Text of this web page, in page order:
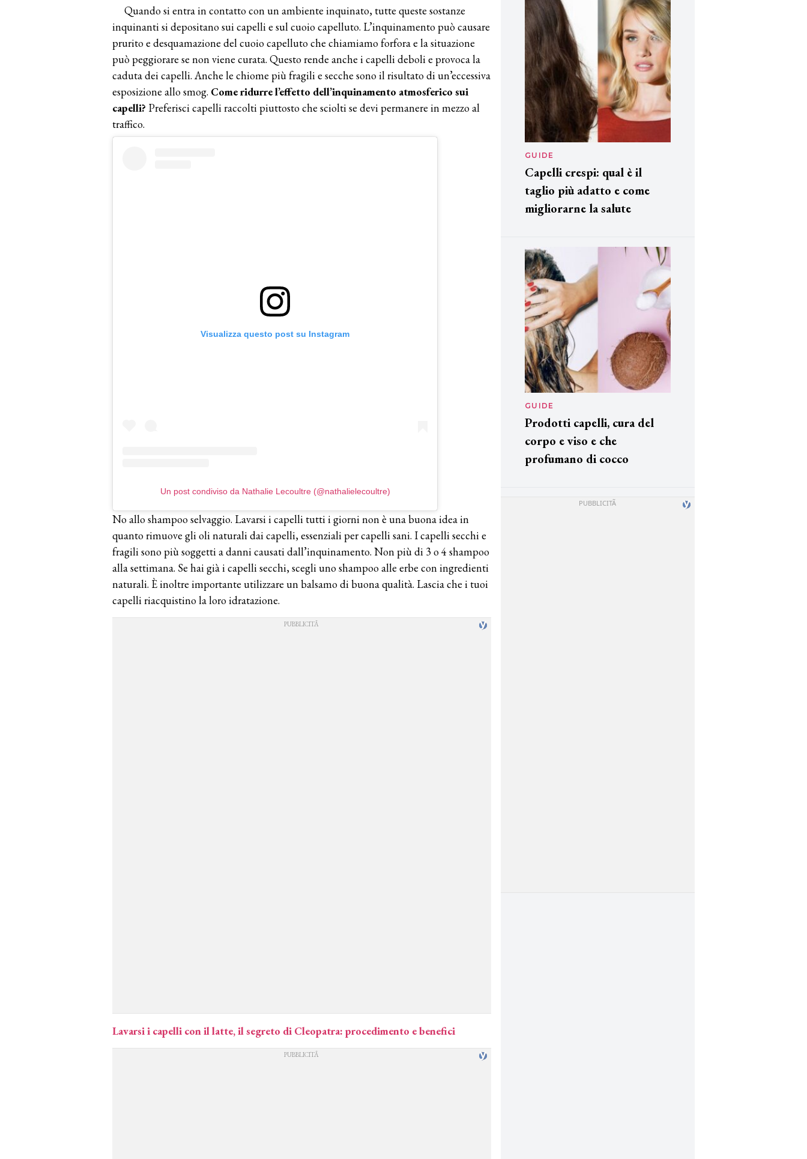
Quando si entra in contatto con un ambiente inquinato, tutte queste sostanze
inquinanti si depositano sui capelli e sul cuoio capelluto. L’inquinamento può causare
prurito e desquamazione del cuoio capelluto che chiamiamo forfora e la situazione
può peggiorare se non viene curata. Questo rende anche i capelli deboli e provoca la
caduta dei capelli. Anche le chiome più fragili e secche sono il risultato di un’eccessiva
esposizione allo smog. Come ridurre l’effetto dell’inquinamento atmosferico sui
capelli? Preferisci capelli raccolti piuttosto che sciolti se devi permanere in mezzo al
traffico.
Visualizza questo post su Instagram
Un post condiviso da Nathalie Lecoultre (@nathalielecoultre)
No allo shampoo selvaggio. Lavarsi i capelli tutti i giorni non è una buona idea in
quanto rimuove gli oli naturali dai capelli, essenziali per capelli sani. I capelli secchi e
fragili sono più soggetti a danni causati dall’inquinamento. Non più di 3 o 4 shampoo
alla settimana. Se hai già i capelli secchi, scegli uno shampoo alle erbe con ingredienti
naturali. È inoltre importante utilizzare un balsamo di buona qualità. Lascia che i tuoi
capelli riacquistino la loro idratazione.
Lavarsi i capelli con il latte, il segreto di Cleopatra: procedimento e benefici
GUIDE
Capelli crespi: qual è il
taglio più adatto e come
migliorarne la salute
GUIDE
Prodotti capelli, cura del
corpo e viso e che
profumano di cocco